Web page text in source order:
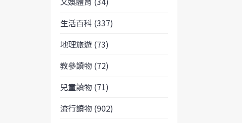
生活百科 (337)
地理旅遊 (73)
教參讀物 (72)
兒童讀物 (71)
流行讀物 (902)